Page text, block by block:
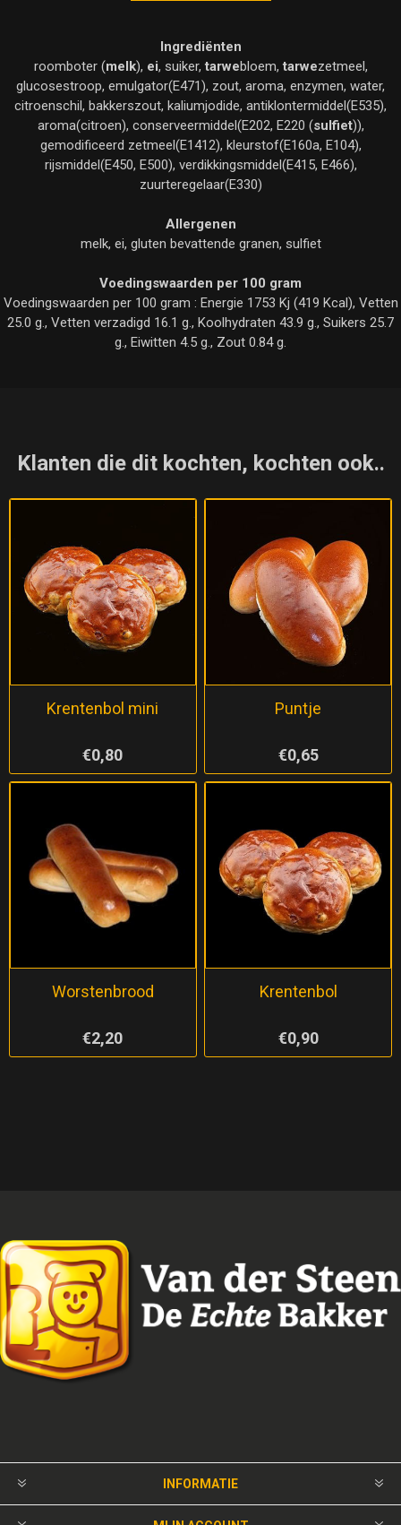
Ingrediënten
roomboter (melk), ei, suiker,tarwebloem,tarwezetmeel,
glucosestroop, emulgator(E471), zout, aroma, enzymen, water,
citroenschil, bakkerszout, kaliumjodide, antiklontermiddel(E535),
aroma(citroen), conserveermiddel(E202, E220 (sulfiet)),
gemodificeerd zetmeel(E1412), kleurstof(E160a, E104),
rijsmiddel(E450, E500), verdikkingsmiddel(E415, E466),
zuurteregelaar(E330)
Allergenen
melk, ei, gluten bevattende granen, sulfiet
Voedingswaarden per 100 gram
Voedingswaarden per 100 gram : Energie 1753 Kj (419 Kcal), Vetten
25.0 g., Vetten verzadigd 16.1 g., Koolhydraten 43.9 g., Suikers 25.7
g., Eiwitten 4.5 g., Zout 0.84 g.
Klanten die dit kochten, kochten ook..
Krentenbol mini
€0,80
Puntje
€0,65
Worstenbrood
€2,20
Krentenbol
€0,90
INFORMATIE